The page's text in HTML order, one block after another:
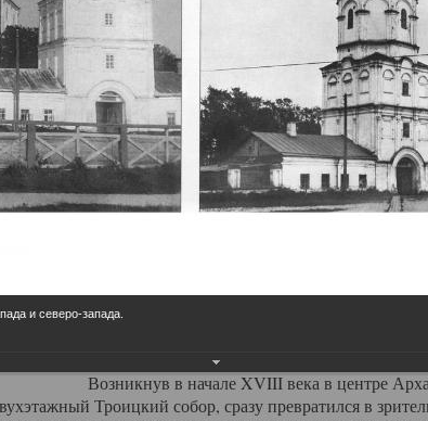
Галерея Храмы-мученики Архангельска
Троицкий
Троицкий собор Архангельска
Сегодня мы можем говорить, что Архангельск в большей
пострадал от целенаправленных систематических
памятников архитектуры. Больше всего по
борьбой с религией, набравшая особую силу в
разрушение православного центра архангельской
Возникнув в начале XVIII века в центре
Троицкий собор, сразу превратился в
и северо-запада.